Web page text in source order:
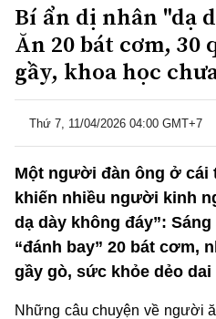
Bí ẩn dị nhân "dạ
Ăn 20 bát cơm, 30
gầy, khoa học
Thứ 7, 11/04/2026 04:00 GMT+7
Một người đàn ông ở cái
khiến nhiều người kinh
dạ dày không đáy”:
“đánh bay” 20 bát cơm,
gầy gò, sức khỏe dẻo
Những câu chuyện về người